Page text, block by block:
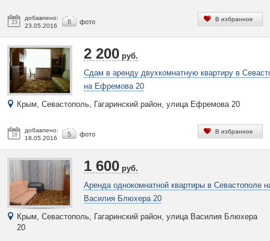
23
добавлено:
23.05.2016
8 фото В избранное
18
добавлено:
18.05.2016
5 фото
2 200 руб.
Сдам в аренду двухкомнатную квартиру в
на Ефремова 20
Крым, Севастополь, Гагаринский район, улица Ефремова 20
В избранное
1 600 руб.
Аренда однокомнатной квартиры в Севастополе
Василия Блюхера 20
Крым, Севастополь, Гагаринский район, улица Василия Блюхера
20